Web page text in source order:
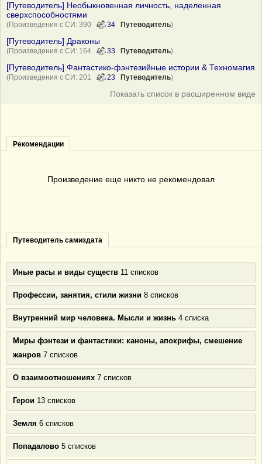
[Путеводитель] Необыкновенная личность, наделенная
сверхспособностями
(Произведения с СИ: 390 34 Путеводитель)
[Путеводитель] Драконы
(Произведения с СИ: 164 33 Путеводитель)
[Путеводитель] Фантастико-фэнтезийные истории & Техномагия
(Произведения с СИ: 201 23 Путеводитель)
Показать список в расширенном виде
Рекомендации
Произведение еще никто не рекомендовал
Путеводитель самиздата
Иные расы и виды существ 11 списков
Профессии, занятия, стили жизни 8 списков
Внутренний мир человека. Мысли и жизнь 4 списка
Миры фэнтези и фантастики: каноны, апокрифы, смешение
жанров 7 списков
О взаимоотношениях 7 списков
Герои 13 списков
Земля 6 списков
Попадалово 5 списков